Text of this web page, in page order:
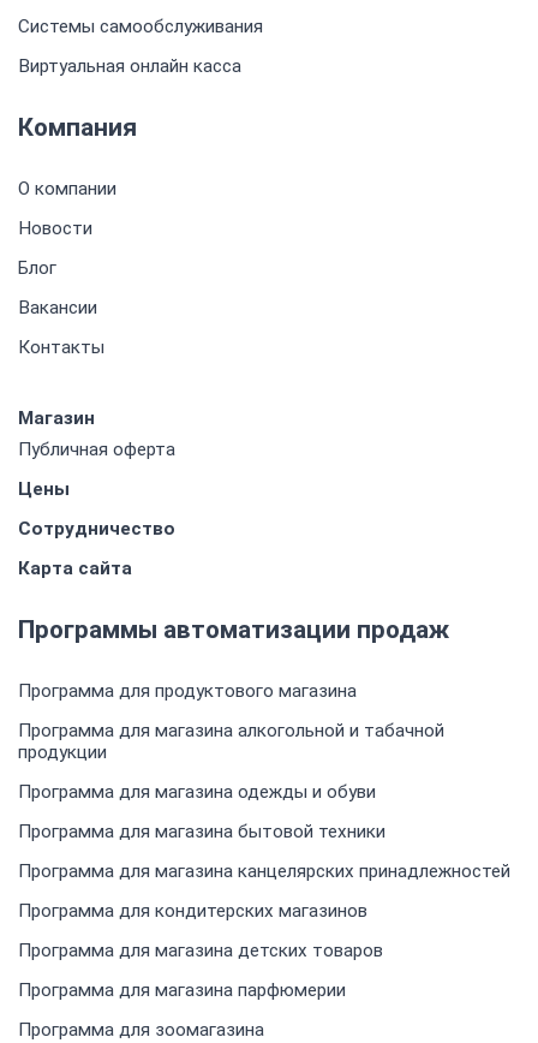
Системы самообслуживания
Виртуальная онлайн касса
Компания
О компании
Новости
Блог
Вакансии
Контакты
Магазин
Публичная оферта
Цены
Сотрудничество
Карта сайта
Программы автоматизации продаж
Программа для продуктового магазина
Программа для магазина алкогольной и табачной
продукции
Программа для магазина одежды и обуви
Программа для магазина бытовой техники
Программа для магазина канцелярских принадлежностей
Программа для кондитерских магазинов
Программа для магазина детских товаров
Программа для магазина парфюмерии
Программа для зоомагазина